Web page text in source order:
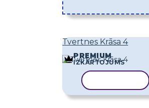
Tvertnes Krāsa 4
PREMIUM
IZKĀRTOJUMS